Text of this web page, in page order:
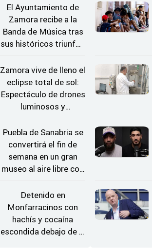
El Ayuntamiento de
Zamora recibe a la
Banda de Música tras
sus históricos triunfos
Zamora vive de lleno el
eclipse total de sol:
Espectáculo de drones
luminosos y
Estrellas
Puebla de Sanabria se
convertirá el fin de
semana en un gran
museo al aire libre con
Detenido en
Monfarracinos con
hachís y cocaína
escondida debajo de la